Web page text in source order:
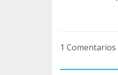
1 Comentarios